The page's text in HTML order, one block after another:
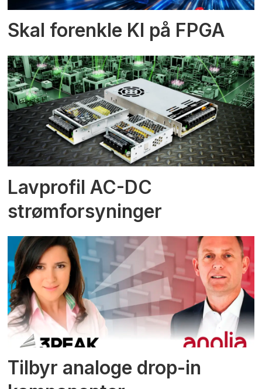
Skal forenkle KI på FPGA
Lavprofil AC-DC
strømforsyninger
Tilbyr analoge drop-in